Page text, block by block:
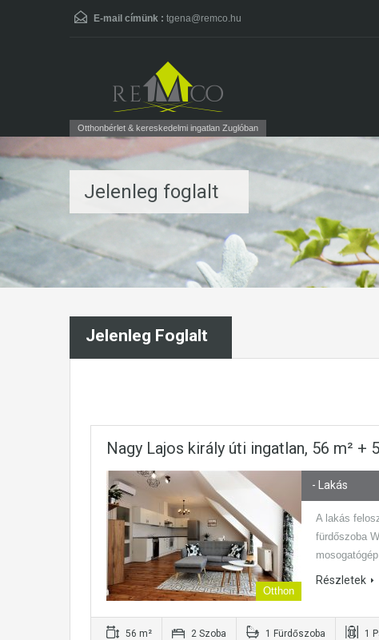
E-mail címünk : tgena@remco.hu
Otthonbérlet & kereskedelmi ingatlan Zuglóban
Jelenleg foglalt
Jelenleg Foglalt
Nagy Lajos király úti ingatlan, 56 m² +
Otthon
- Lakás
A lakás
fürdőszoba
Részletek
56 m² 2 Szoba 1 Fürdőszoba 1